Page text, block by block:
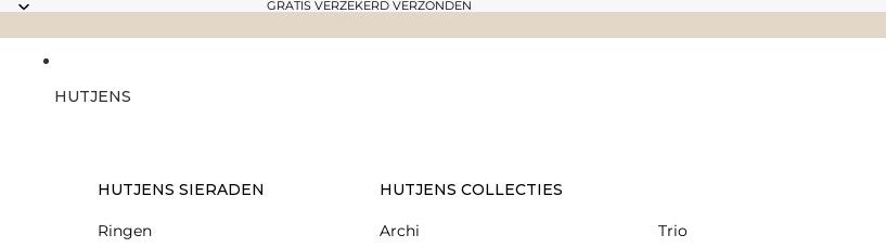
GRATIS VERZEKERD VERZONDEN
HUTJENS
HUTJENS SIERADEN
Ringen
HUTJENS COLLECTIES
Archi
Trio